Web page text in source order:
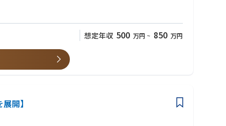
想定年収 500 万円 ~ 850 万円
開】